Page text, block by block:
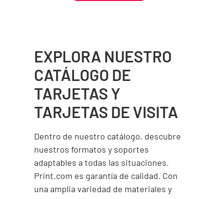
EXPLORA NUESTRO
CATÁLOGO DE
TARJETAS Y
TARJETAS DE VISITA
Dentro de nuestro catálogo, descubre
nuestros formatos y soportes
adaptables a todas las situaciones.
Print.com es garantía de calidad. Con
una amplia variedad de materiales y